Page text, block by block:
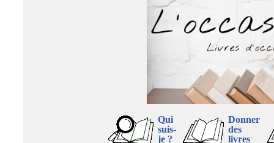
Qui
suis-
je ?
Donner
des
livres